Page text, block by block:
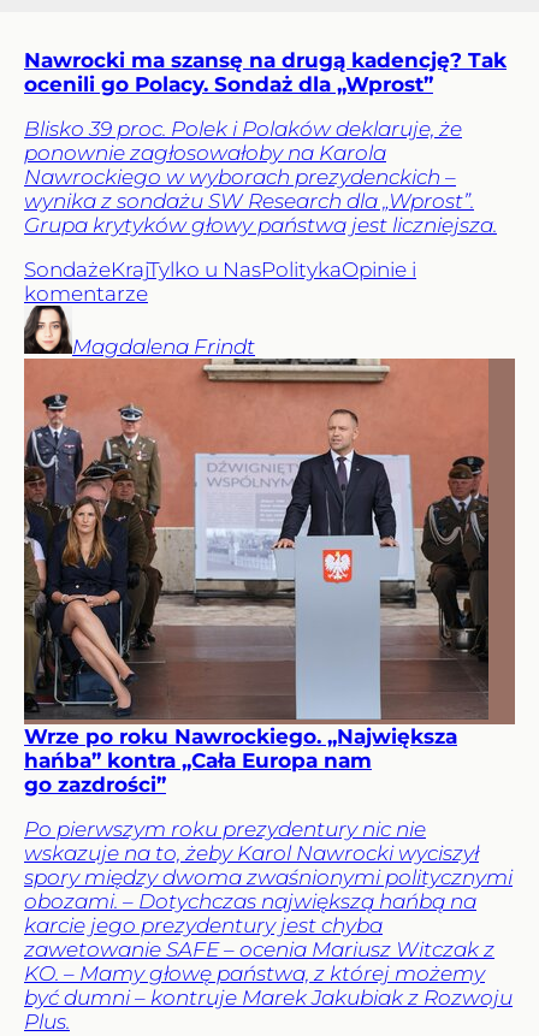
Nawrocki ma szansę na drugą kadencję? Tak
ocenili go Polacy. Sondaż dla „Wprost”
Blisko 39 proc. Polek i Polaków deklaruje, że
ponownie zagłosowałoby na Karola
Nawrockiego w wyborach prezydenckich –
wynika z sondażu SW Research dla „Wprost”.
Grupa krytyków głowy państwa jest liczniejsza.
SondażeKrajTylko u NasPolitykaOpinie i
komentarze
Magdalena Frindt
Wrze po roku Nawrockiego. „Największa
hańba” kontra „Cała Europa nam
go zazdrości”
Po pierwszym roku prezydentury nic nie
wskazuje na to, żeby Karol Nawrocki wyciszył
spory między dwoma zwaśnionymi politycznymi
obozami. – Dotychczas największą hańbą na
karcie jego prezydentury jest chyba
zawetowanie SAFE – ocenia Mariusz Witczak z
KO. – Mamy głowę państwa, z której możemy
być dumni – kontruje Marek Jakubiak z Rozwoju
Plus.